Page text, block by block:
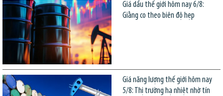
Giá dầu thế giới hôm nay 6/8:
Giằng co theo biên độ hẹp
Giá năng lượng thế giới hôm nay
5/8: Thị trường hạ nhiệt nhờ tín